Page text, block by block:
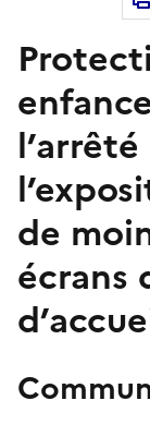
de
écrans